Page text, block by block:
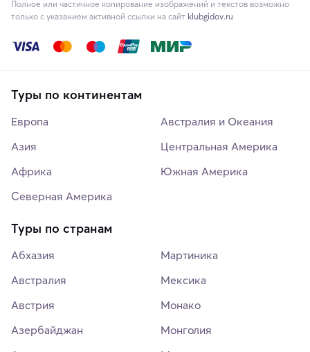
Полное или частичное копирование изображений и текстов возможно
только с указанием активной ссылки на сайт klubgidov.ru
Туры по континентам
Европа
Азия
Африка
Северная Америка
Австралия и Океания
Центральная Америка
Южная Америка
Туры по странам
Абхазия
Австралия
Австрия
Азербайджан
Мартиника
Мексика
Монако
Монголия